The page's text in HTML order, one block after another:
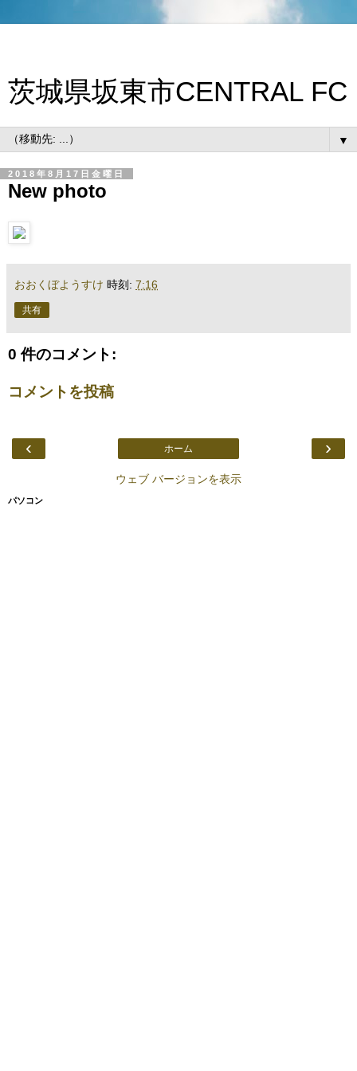
茨城県坂東市CENTRAL FC
▼
2018年8月17日金曜日
New photo
おおくぼようすけ 時刻: 7:16
共有
0 件のコメント:
コメントを投稿
‹ ›
ホーム
ウェブ バージョンを表示
パソコン